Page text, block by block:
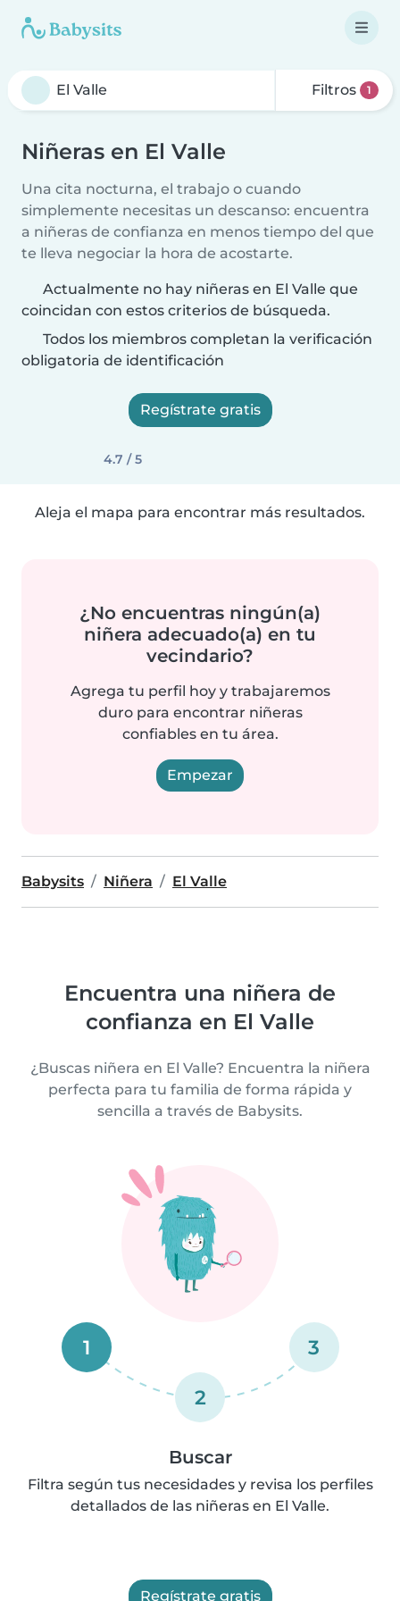
Filtros 1
Niñeras en El Valle
Una cita nocturna, el trabajo o cuando
simplemente necesitas un descanso: encuentra
a niñeras de confianza en menos tiempo del que
te lleva negociar la hora de acostarte.
Actualmente no hay niñeras en El Valle que
coincidan con estos criterios de búsqueda.
Todos los miembros completan la verificación
obligatoria de identificación
Regístrate gratis
4.7 / 5
Aleja el mapa para encontrar más resultados.
¿No encuentras ningún(a)
niñera adecuado(a) en tu
vecindario?
Agrega tu perfil hoy y trabajaremos
duro para encontrar niñeras
confiables en tu área.
Empezar
Babysits Niñera El Valle
Encuentra una niñera de
confianza en El Valle
¿Buscas niñera en El Valle? Encuentra la niñera
perfecta para tu familia de forma rápida y
sencilla a través de Babysits.
1
2
3
Buscar
Filtra según tus necesidades y revisa los perfiles
detallados de las niñeras en El Valle.
Regístrate gratis